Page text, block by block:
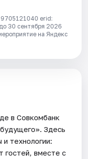
erid:
30 сентября 2026
на Яндекс
в Совкомбанк
Здесь
технологии:
гостей, вместе с